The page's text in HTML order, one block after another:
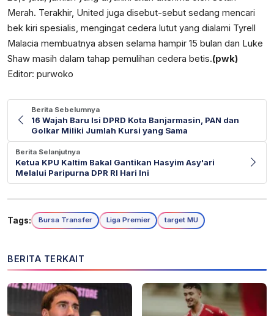
Merah. Terakhir, United juga disebut-sebut sedang mencari
bek kiri spesialis, mengingat cedera lutut yang dialami Tyrell
Malacia membuatnya absen selama hampir 15 bulan dan Luke
Shaw masih dalam tahap pemulihan cedera betis.(pwk)
Editor: purwoko
Berita Sebelumnya
16 Wajah Baru Isi DPRD Kota Banjarmasin, PAN dan
Golkar Miliki Jumlah Kursi yang Sama
Berita Selanjutnya
Ketua KPU Kaltim Bakal Gantikan Hasyim Asy'ari
Melalui Paripurna DPR RI Hari Ini
Tags: Bursa Transfer Liga Premier target MU
BERITA TERKAIT